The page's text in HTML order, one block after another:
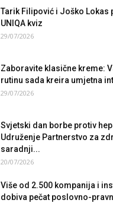
Tarik Filipović i Joško Lokas
UNIQA kviz
29/07/2026
Zaboravite klasične kreme:
rutinu sada kreira umjetna
29/07/2026
Svjetski dan borbe protiv
Udruženje Partnerstvo za
saradnji...
20/07/2026
Više od 2.500 kompanija i
dobiva pečat poslovno-